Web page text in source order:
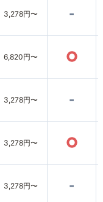
3,278円〜 -
6,820円〜 ○
3,278円〜 -
3,278円〜 ○
3,278円〜 -